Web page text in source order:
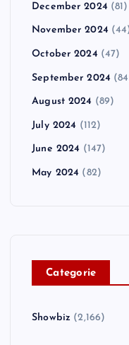
December 2024 (81)
November 2024
October 2024 (47)
September 2024
August 2024 (89)
July 2024 (112)
June 2024 (147)
May 2024 (82)
Categorie
Showbiz (2,166)